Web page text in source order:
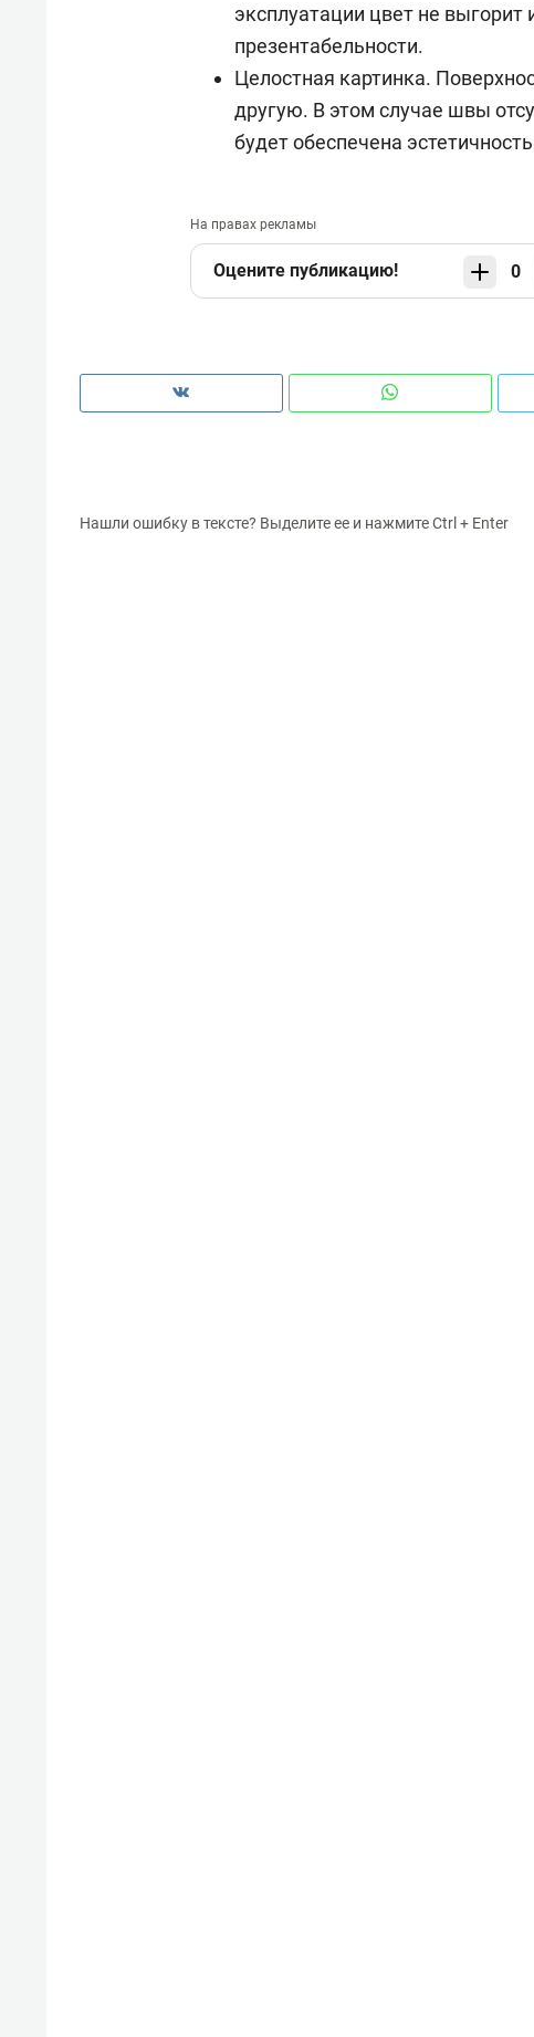
эксплуатации цвет не выгорит
презентабельности.
Целостная картинка.
другую. В этом случае швы
будет обеспечена
На правах рекламы
Оцените публикацию! 0
Нашли ошибку в тексте? Выделите ее и нажмите Ctrl + Enter